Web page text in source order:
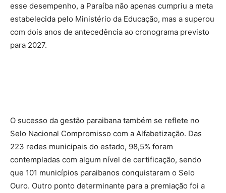
esse desempenho, a Paraíba não apenas cumpriu a meta
estabelecida pelo Ministério da Educação, mas a superou
com dois anos de antecedência ao cronograma previsto
para 2027.
O sucesso da gestão paraibana também se reflete no
Selo Nacional Compromisso com a Alfabetização. Das
223 redes municipais do estado, 98,5% foram
contempladas com algum nível de certificação, sendo
que 101 municípios paraibanos conquistaram o Selo
Ouro. Outro ponto determinante para a premiação foi a